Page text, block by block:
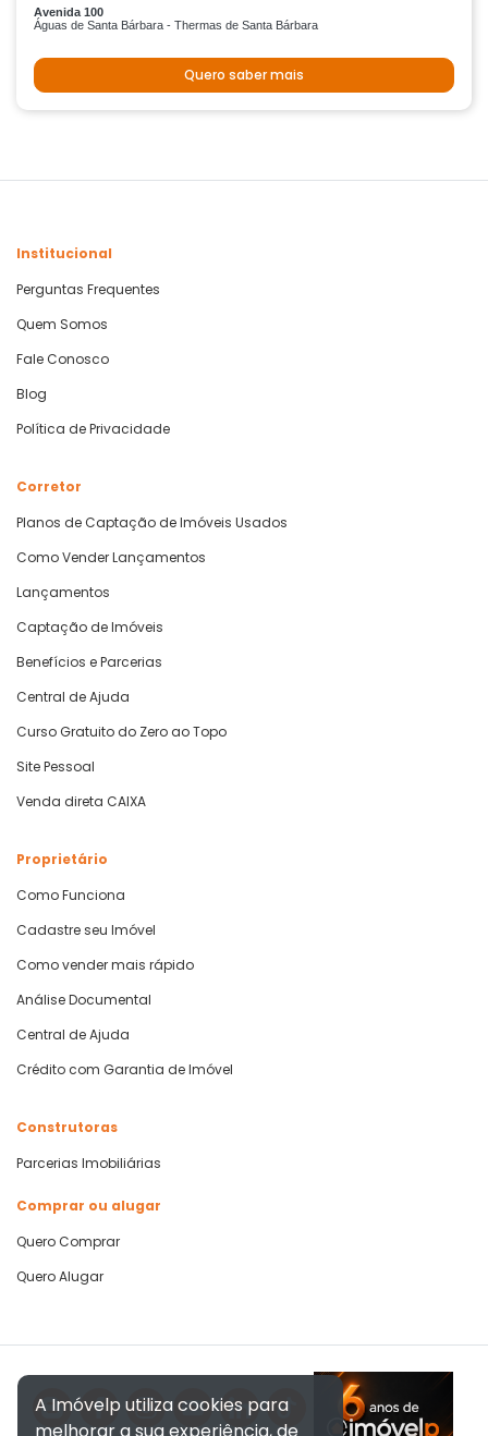
Avenida 100
Águas de Santa Bárbara - Thermas de Santa Bárbara
Quero saber mais
Institucional
Perguntas Frequentes
Quem Somos
Fale Conosco
Blog
Política de Privacidade
Corretor
Planos de Captação de Imóveis Usados
Como Vender Lançamentos
Lançamentos
Captação de Imóveis
Benefícios e Parcerias
Central de Ajuda
Curso Gratuito do Zero ao Topo
Site Pessoal
Venda direta CAIXA
Proprietário
Como Funciona
Cadastre seu Imóvel
Como vender mais rápido
Análise Documental
Central de Ajuda
Crédito com Garantia de Imóvel
Construtoras
Parcerias Imobiliárias
Comprar ou alugar
Quero Comprar
Quero Alugar
A Imóvelp utiliza cookies para